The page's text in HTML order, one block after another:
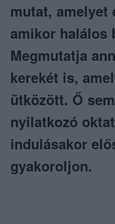
mutat, amelyet
amikor halálos
Megmutatja
kerekét is,
ütközött. Ő
nyilatkozó
indulásakor
gyakoroljon.